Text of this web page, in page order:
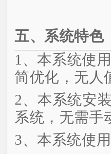
五、系统特色
1、本系统使
简优化，无人
2、本系统安
系统，无需手
3、本系统使